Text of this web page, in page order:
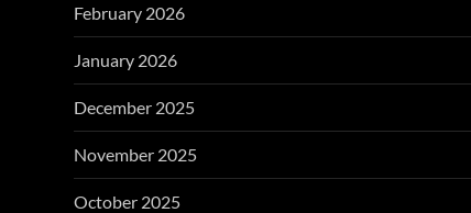
February 2026
January 2026
December 2025
November 2025
October 2025